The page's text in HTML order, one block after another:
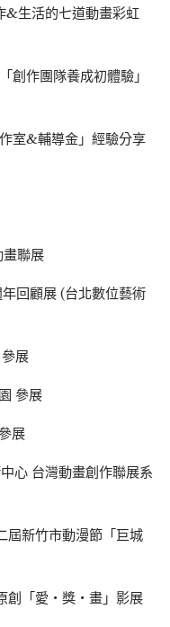
&生活的七道動畫彩虹
作團隊養成初體驗」
室&輔導金」經驗分享
聯展
回顧展 (台北數位藝術
展
參展
展
心 台灣動畫創作聯展系
屆新竹市動漫節「巨城
創「愛‧獎‧畫」影展